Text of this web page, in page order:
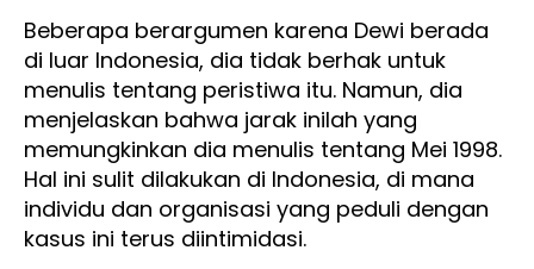
Beberapa berargumen karena Dewi berada
di luar Indonesia, dia tidak berhak untuk
menulis tentang peristiwa itu. Namun, dia
menjelaskan bahwa jarak inilah yang
memungkinkan dia menulis tentang Mei 1998.
Hal ini sulit dilakukan di Indonesia, di mana
individu dan organisasi yang peduli dengan
kasus ini terus diintimidasi.